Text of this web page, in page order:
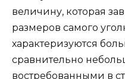
величину, которая
размеров самого
характеризуются
сравнительно
востребованными в